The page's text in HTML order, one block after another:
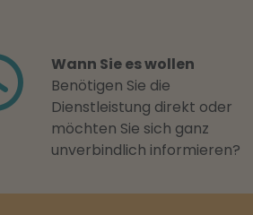
Wann Sie es wollen
Benötigen Sie die
Dienstleistung direkt oder
möchten Sie sich ganz
unverbindlich informieren?